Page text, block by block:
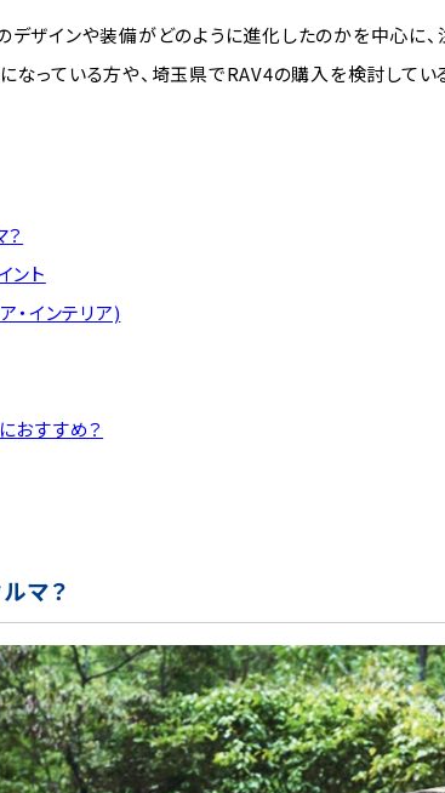
デザインや装備がどのように進化したのかを中心に
なっている方や、埼玉県でRAV4の購入を検討してい
ント
・インテリア)
おすすめ？
マ？